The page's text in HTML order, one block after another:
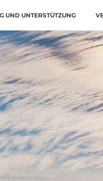
UND UNTERSTÜTZUNG